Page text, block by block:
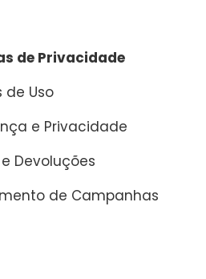
de Privacidade
de Uso
e Privacidade
Devoluções
de Campanhas